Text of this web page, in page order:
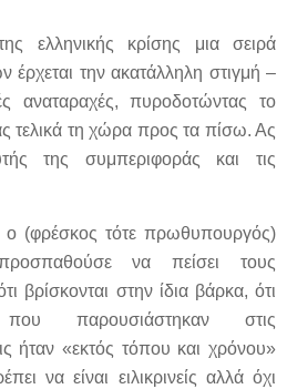
ελληνικής κρίσης μια σειρά
την ακατάλληλη στιγμή –
αναταραχές, πυροδοτώντας το
τελικά τη χώρα προς τα πίσω. Ας
της συμπεριφοράς και τις
ο (φρέσκος τότε πρωθυπουργός)
να πείσει τους
βρίσκονται στην ίδια βάρκα, ότι
που παρουσιάστηκαν στις
ήταν «εκτός τόπου και χρόνου»
να είναι ειλικρινείς αλλά όχι